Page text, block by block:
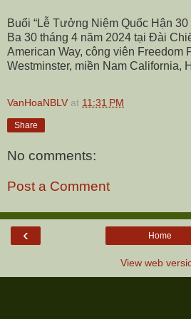
Buổi “Lễ Tưởng Niệm Quốc Hận
Ba 30 tháng 4 năm 2024 tại Đài
American Way, công viên Freedom
Westminster, miền Nam California,
VanHoaNBLV at 11:31 PM
Share
No comments:
Post a Comment
‹ Home
View web